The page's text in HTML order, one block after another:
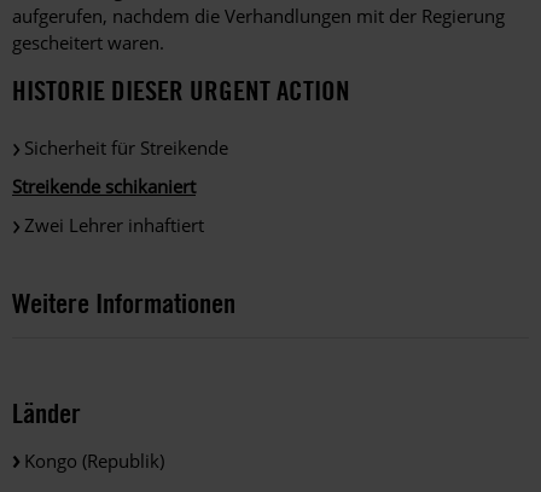
aufgerufen, nachdem die Verhandlungen mit der Regierung
gescheitert waren.
HISTORIE DIESER URGENT ACTION
Sicherheit für Streikende
Streikende schikaniert
Zwei Lehrer inhaftiert
Weitere Informationen
Länder
Kongo (Republik)